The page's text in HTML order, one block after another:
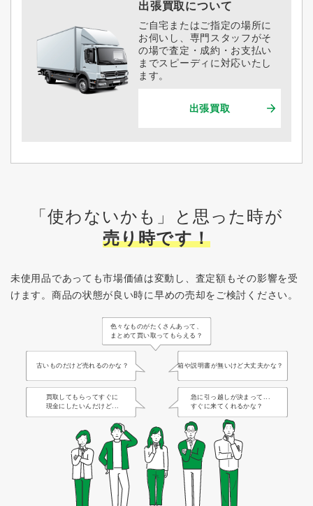
出張買取について
ご自宅またはご指定の場所に
お伺いし、専門スタッフがそ
の場で査定・成約・お支払い
までスピーディに対応いたし
ます。
出張買取
「使わないかも」と思った時が
売り時です！
未使用品であっても市場価値は変動し、査定額もその影響を受
けます。 商品の状態が良い時に早めの売却をご検討ください。
色々なものがたくさんあって、
まとめて買い取ってもらえる？
古いものだけど売れるのかな？ 箱や説明書が無いけど大丈夫かな？
買取してもらってすぐに
現金にしたいんだけど...
急に引っ越しが決まって...
すぐに来てくれるかな？